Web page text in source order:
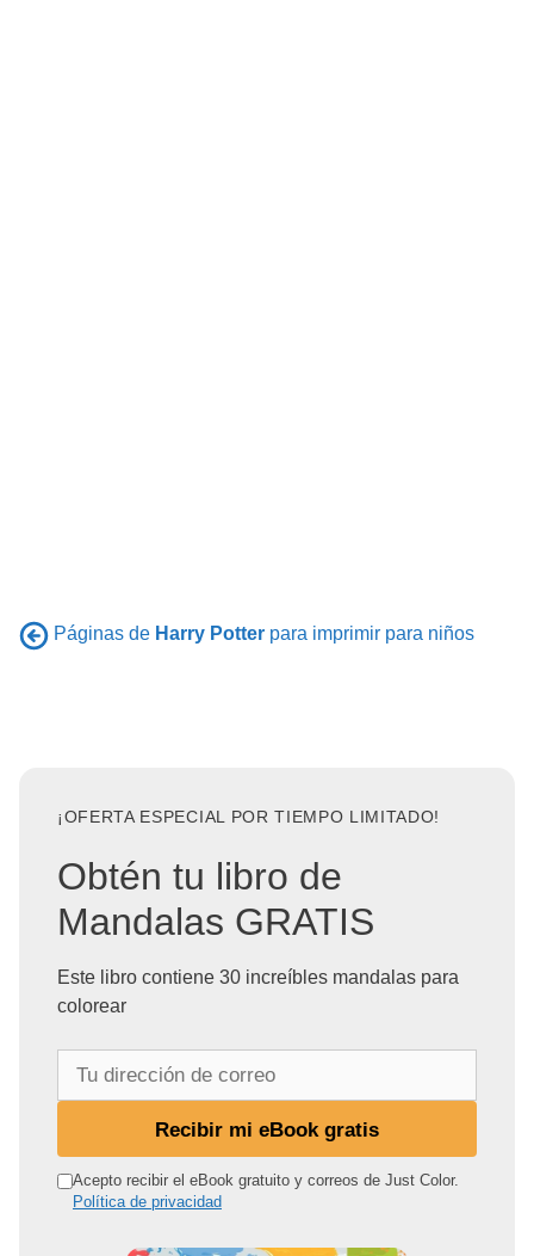
Páginas de Harry Potter para imprimir para niños
¡OFERTA ESPECIAL POR TIEMPO LIMITADO!
Obtén tu libro de
Mandalas GRATIS
Este libro contiene 30 increíbles mandalas para
colorear
r
Recibir mi eBook gratis
Acepto recibir el eBook gratuito y correos de Just Color.
Política de privacidad